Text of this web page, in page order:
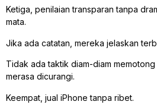
Ketiga, penilaian transparan tanpa
mata.
Jika ada catatan, mereka jelaskan
Tidak ada taktik diam-diam
merasa dicurangi.
Keempat, jual iPhone tanpa ribet.